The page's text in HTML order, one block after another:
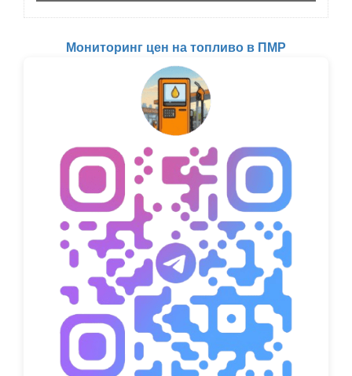
Мониторинг цен на топливо в ПМР